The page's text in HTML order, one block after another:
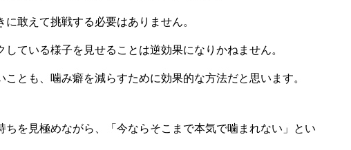
に敢えて挑戦する必要はありません。
ている様子を見せることは逆効果になりかねません。
とも、噛み癖を減らすために効果的な方法だと思います。
ちを見極めながら、「今ならそこまで本気で噛まれない」とい